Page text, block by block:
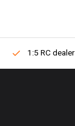
1:5 RC dealer